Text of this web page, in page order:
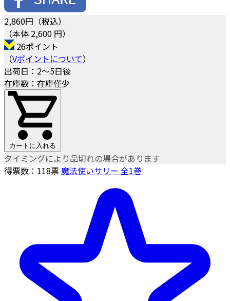
2,860円（税込）
（本体 2,600 円）
26ポイント
（Vポイントについて）
出荷日：2～5日後
在庫数：在庫僅少
カートに入れる
タイミングにより品切れの場合があります
得票数： 118票 魔法使いサリー 全1巻